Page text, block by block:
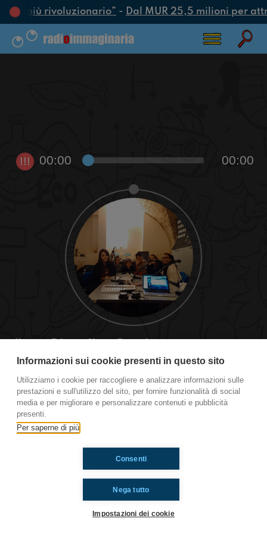
più rivoluzionario”- Dal MUR 25,5 milioni per
!!! 00:00 00:00
#OkkinSu #cspt #SanValentinoSingle
Ti è piaciuto? Condividilo!
Informazioni sui cookie presenti in questo sito
Utilizziamo i cookie per raccogliere e analizzare informazioni sulle
prestazioni e sull'utilizzo del sito, per fornire funzionalità di social
media e per migliorare e personalizzare contenuti e pubblicità
presenti.
Per saperne di più
Nega tutto
Consenti
Impostazioni dei cookie